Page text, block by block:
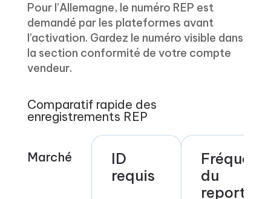
Pour l’Allemagne, le numéro REP est
demandé par les plateformes avant
l’activation. Gardez le numéro visible dans
la section conformité de votre compte
vendeur.
Comparatif rapide des
enregistrements REP
Marché
ID
requis
du
reporting